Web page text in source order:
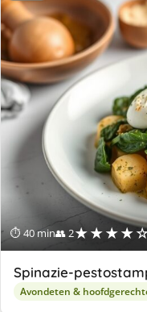
⏱ 40 min👥 2
Spinazie-
Avondeten &